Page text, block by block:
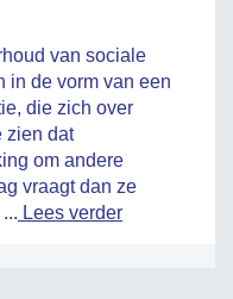
van sociale
in de vorm van een
die zich over
zien dat
om andere
vraagt dan ze
Lees verder